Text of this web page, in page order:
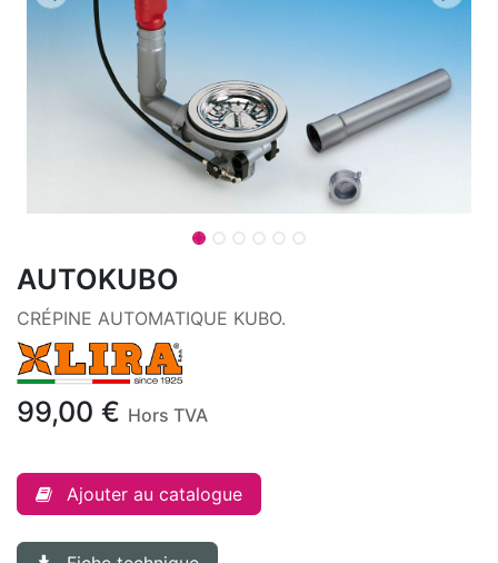
AUTOKUBO
CRÉPINE AUTOMATIQUE KUBO.
99,00 € Hors TVA
Ajouter au catalogue